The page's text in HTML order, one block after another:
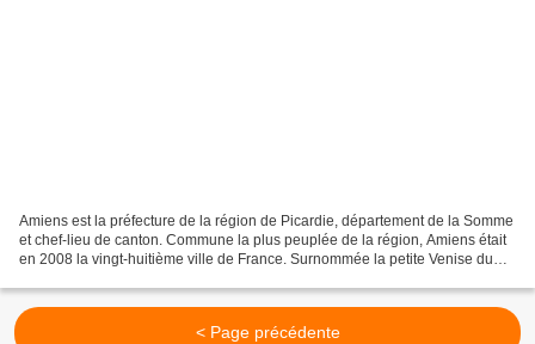
Amiens est la préfecture de la région de Picardie, département de la Somme
et chef-lieu de canton. Commune la plus peuplée de la région, Amiens était
en 2008 la vingt-huitième ville de France. Surnommée la petite Venise du
< Page précédente